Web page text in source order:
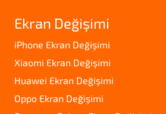
Ekran Değişimi
iPhone Ekran Değişimi
Xiaomi Ekran Değişimi
Huawei Ekran Değişimi
Oppo Ekran Değişimi